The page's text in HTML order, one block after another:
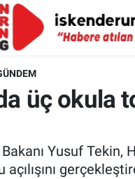
üç okula
Yusuf Tekin,